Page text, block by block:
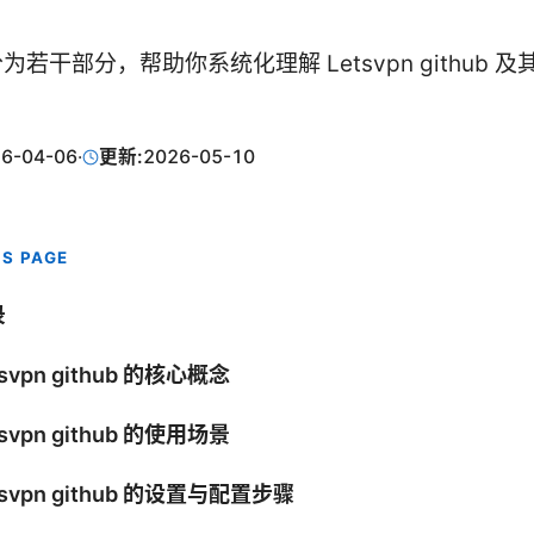
若干部分，帮助你系统化理解 Letsvpn github 及
04-06· 更新:2026-05-10
PAGE
github 的核心概念
github 的使用场景
github 的设置与配置步骤